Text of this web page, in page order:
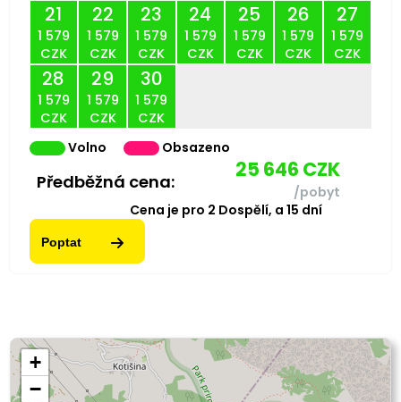
21
1 579
CZK
22
1 579
CZK
23
1 579
CZK
24
1 579
CZK
25
1 579
CZK
26
1 579
CZK
27
1 579
CZK
28
1 579
CZK
29
1 579
CZK
30
1 579
CZK
Volno
Obsazeno
Předběžná cena: 25 646 CZK
/pobyt
Cena je pro 2 Dospělí, a 15 dní
Poptat
+
−